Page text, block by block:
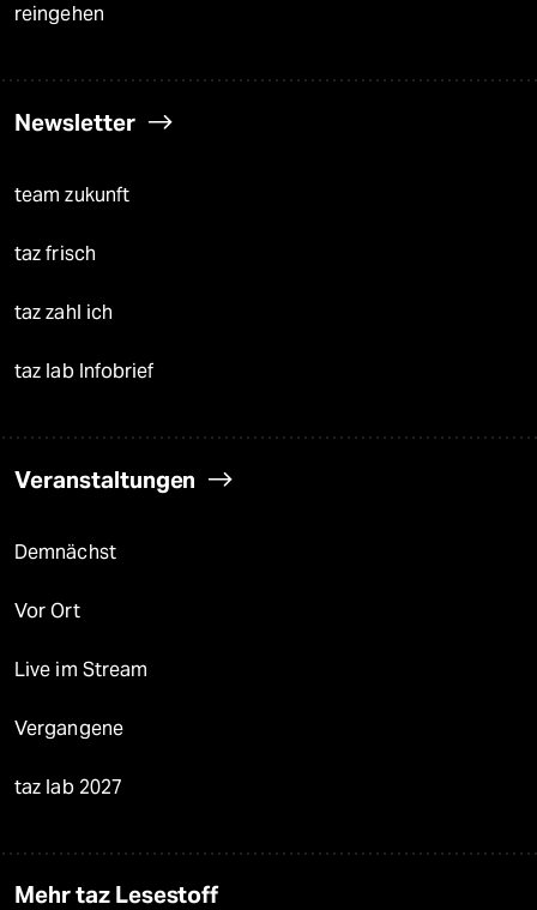
reingehen
Newsletter
team zukunft
taz frisch
taz zahl ich
taz lab Infobrief
Veranstaltungen
Demnächst
Vor Ort
Live im Stream
Vergangene
taz lab 2027
Mehr taz Lesestoff